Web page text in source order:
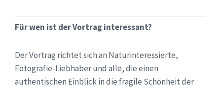
Für wen ist der Vortrag interessant?
Der Vortrag richtet sich an Naturinteressierte,
Fotografie-Liebhaber und alle, die einen
authentischen Einblick in die fragile Schönheit der